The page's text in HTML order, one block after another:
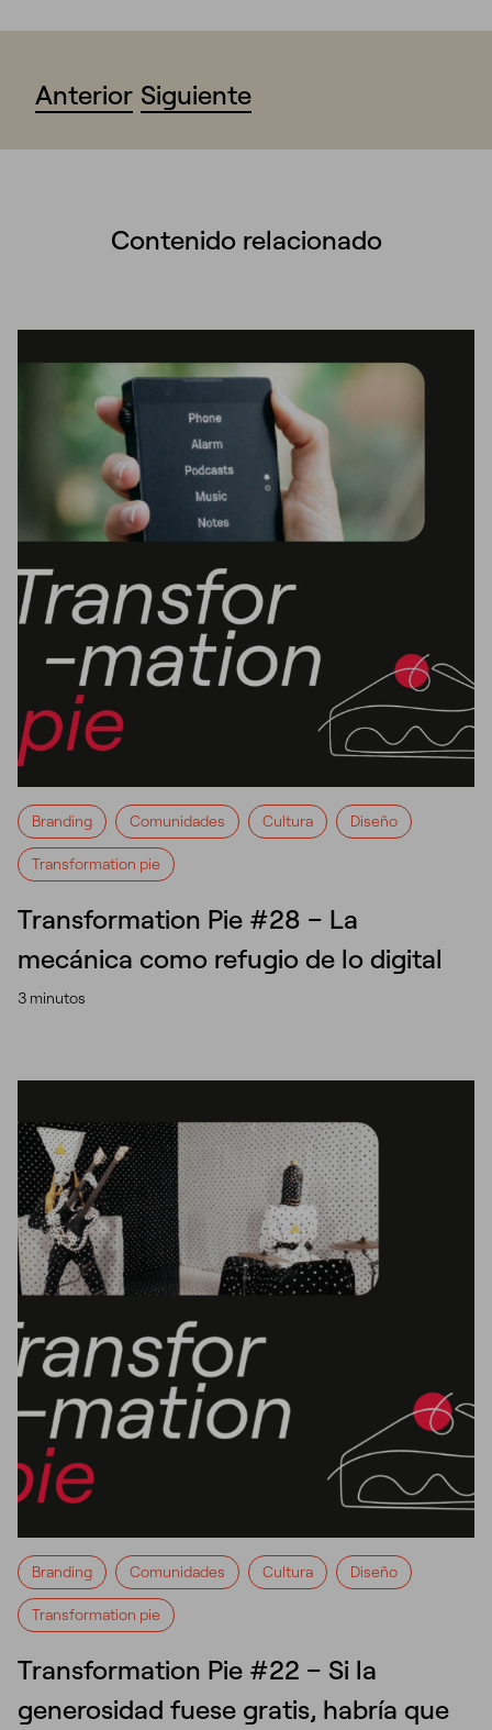
Anterior Siguiente
Contenido relacionado
Branding Comunidades Cultura Diseño
Transformation pie
Transformation Pie #28 – La
mecánica como refugio de lo digital
3 minutos
Branding Comunidades Cultura Diseño
Transformation pie
Transformation Pie #22 – Si la
generosidad fuese gratis, habría que